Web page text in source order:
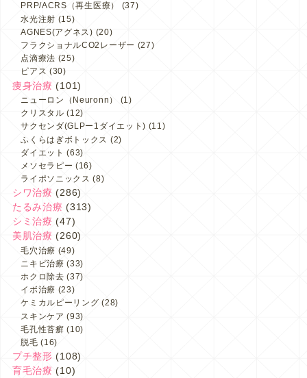
PRP/ACRS（再生医療）
(37)
水光注射 (15)
AGNES(アグネス) (20)
フラクショナルCO2レーザー (27)
点滴療法 (25)
ピアス (30)
痩身治療 (101)
ニューロン（Neuronn）
(1)
クリスタル (12)
サクセンダ(GLPー1ダイエット) (11)
ふくらはぎボトックス (2)
ダイエット (63)
メソセラピー (16)
ライポソニックス (8)
シワ治療 (286)
たるみ治療 (313)
シミ治療 (47)
美肌治療 (260)
毛穴治療 (49)
ニキビ治療 (33)
ホクロ除去 (37)
イボ治療 (23)
ケミカルピーリング (28)
スキンケア (93)
毛孔性苔癬 (10)
脱毛 (16)
プチ整形 (108)
育毛治療 (10)